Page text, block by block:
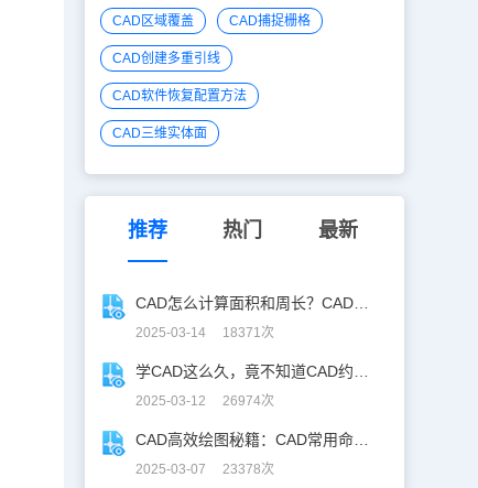
CAD区域覆盖 CAD捕捉栅格
CAD创建多重引线
CAD软件恢复配置方法
CAD三维实体面
推荐 热门 最新
2025-03-14 18371次
2025-03-12 26974次
2025-03-07 23378次